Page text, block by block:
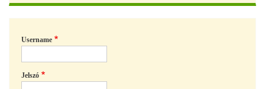
Username
Jelszó